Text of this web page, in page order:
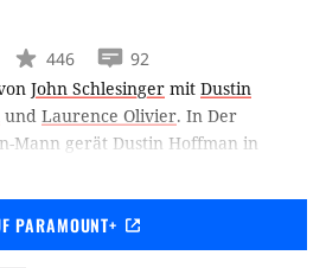
446
92
John Schlesinger mit Dustin
und Laurence Olivier. In Der
Mann gerät Dustin Hoffman in
Zahnarztes mit Nazi-
treibt.
PARAMOUNT+